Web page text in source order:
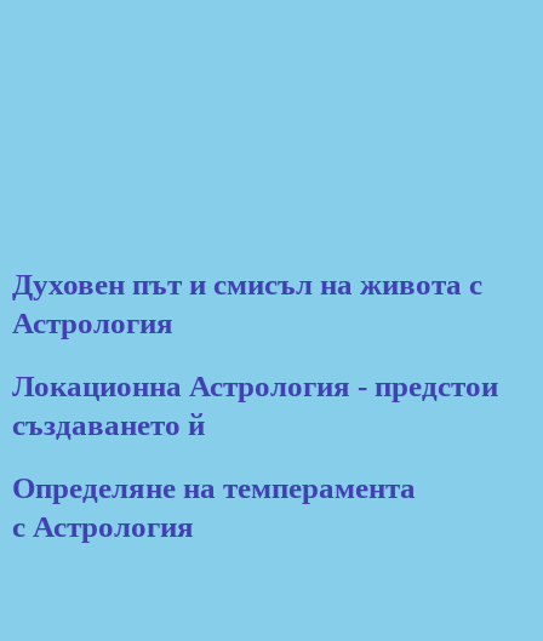
Духовен път и смисъл на живота с
Астрология
Локационна Астрология - предстои
създаването й
Определяне на темперамента
с Астрология